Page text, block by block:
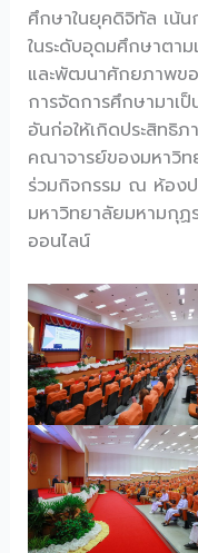
ศึกษาในยุคดิจิทัล เน้
ในระดับอุดมศึกษาตา
และพัฒนาศักยภาพข
การจัดการศึกษามาเ
อันก่อให้เกิดประสิทธิ
คณาจารย์ของมหาวิท
ร่วมกิจกรรม ณ ห้อง
มหาวิทยาลัยมหามกุฏ
ออนไลน์